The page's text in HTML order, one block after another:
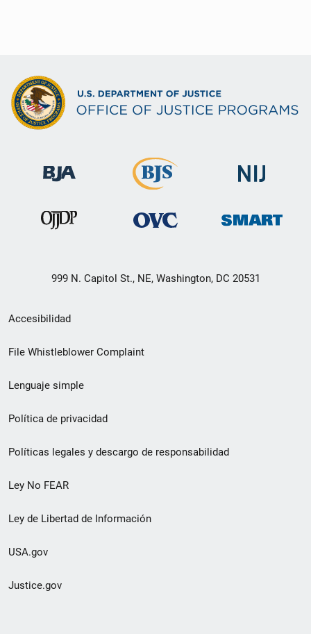
999 N. Capitol St., NE, Washington, DC 20531
Menú
de
de
pie
de
página
Accesibilidad
File Whistleblower Complaint
Lenguaje simple
Política de privacidad
Políticas legales y descargo de responsabilidad
Ley No FEAR
Ley de Libertad de Información
USA.gov
Justice.gov